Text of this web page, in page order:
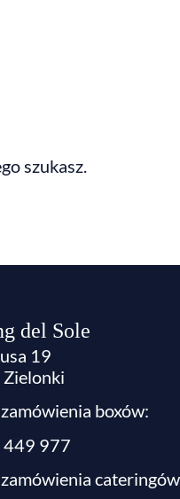
szukasz.
del Sole
19
boxów:
977